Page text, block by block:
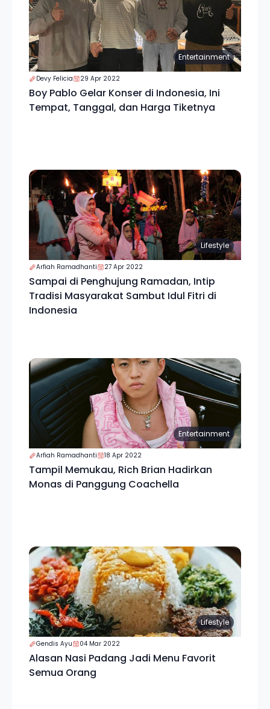
Entertainment
Devy Felicia 29 Apr 2022
Boy Pablo Gelar Konser di Indonesia, Ini
Tempat, Tanggal, dan Harga Tiketnya
Lifestyle
Arfiah Ramadhanti 27 Apr 2022
Sampai di Penghujung Ramadan, Intip
Tradisi Masyarakat Sambut Idul Fitri di
Indonesia
Entertainment
Arfiah Ramadhanti 18 Apr 2022
Tampil Memukau, Rich Brian Hadirkan
Monas di Panggung Coachella
Lifestyle
Gendis Ayu 04 Mar 2022
Alasan Nasi Padang Jadi Menu Favorit
Semua Orang